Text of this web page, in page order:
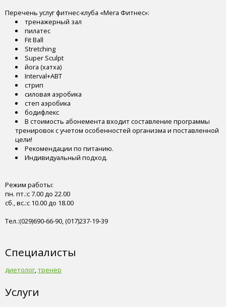
Перечень услуг фитнес-клуба «Мега Фитнес»:
тренажерный зал
пилатес
Fit Ball
Stretching
Super Sculpt
йога (хатха)
Interval+ABT
стрип
силовая аэробика
степ аэробика
бодифлекс
В стоимость абонемента входит составление программы
тренировок с учетом особенностей организма и поставленной
цели!
Рекомендации по питанию.
Индивидуальный подход.
Режим работы:
пн. пт.:с 7.00 до 22.00
сб., вс.:с 10.00 до 18.00
Тел.:(029)690-66-90, (017)237-19-39
Специалисты
диетолог,тренер
Услуги